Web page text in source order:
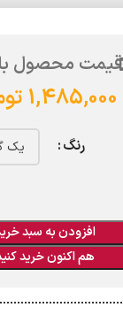
قیمت محصول با
1,485,000
رنگ
افزودن به سبد
هم اکنون خرید